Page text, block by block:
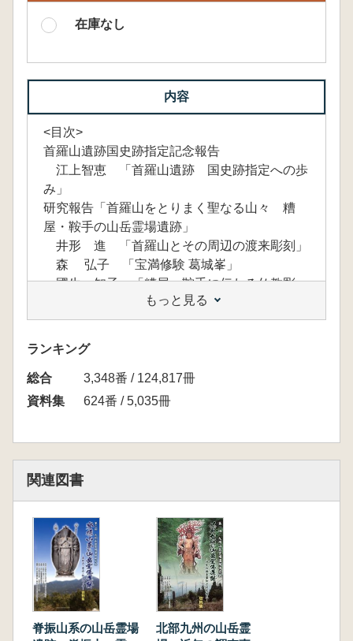
在庫なし
内容
<目次>
首羅山遺跡国史跡指定記念報告
江上智恵 「首羅山遺跡 国史跡指定への歩
み」
研究報告「首羅山をとりまく聖なる山々 糟
屋・鞍手の山岳霊場遺跡」
井形 進 「首羅山とその周辺の渡来彫刻」
森 弘子 「宝満修験 葛城峯」
國生 知子 「糟屋・鞍手に伝わる仏教彫
小嶋 篤 「山岳霊場と山林利用の考古学的
研究」
特集報告 「糟屋・鞍手の山岳霊場」
糟屋郡の山岳霊場
1.江上 智恵 「首羅山遺跡と周辺の寺社」
5.松尾 尚哉 「一滴遺跡(伝妙楽寺跡)」
6.山下 啓之 「左谷山建正寺」
8.阿部 洪太郎 「若杉山の経塚」
9.西野 元勝 「若杉山の石造物」
10.岡寺 良 「立花山明鏡院独鈷寺」
11.佐々木 華子 「薬王寺跡(薬王寺廃寺)」
12.吉田 扶希子 「瑠璃光山行基院清瀧
寺」
もっと見る
ランキング
総合
3,348番 / 124,817冊
資料集
624番 / 5,035冊
関連図書
脊振山系の山岳霊場
北部九州の山岳霊